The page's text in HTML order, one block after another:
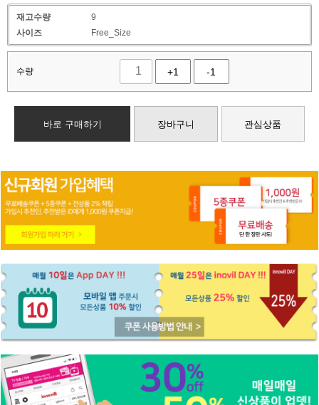
재고수량
9
사이즈
Free_Size
수량 +1 -1
바로 구매하기 장바구니 관심상품